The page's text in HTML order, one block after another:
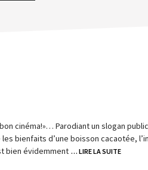
cinéma!»… Parodiant un slogan
bienfaits d’une boisson cacaotée,
bien évidemment … LIRE LA SUITE